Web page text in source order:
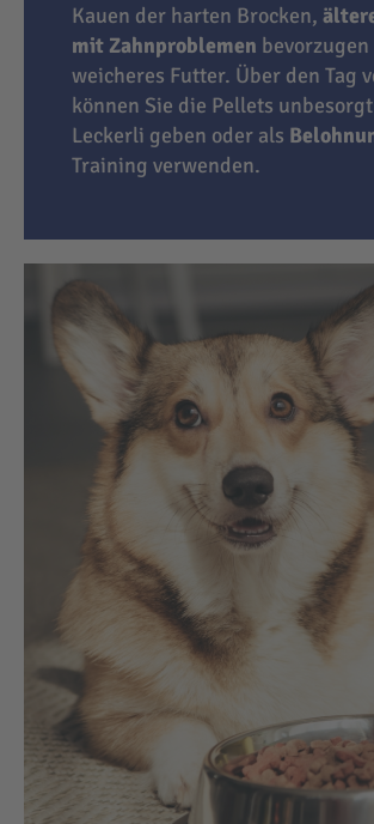
Kauen der harten Brocken,
mit Zahnproblemen bevorzugen
weicheres Futter. Über den Tag
können Sie die Pellets
Leckerli geben oder als
Training verwenden.